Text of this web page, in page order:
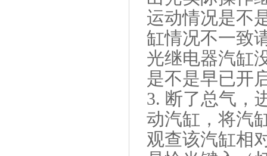
运动情况是不
缸情况不一致
光继电器汽缸
是不是早已开
3. 断了总气，
动汽缸，将汽
观查该汽缸相